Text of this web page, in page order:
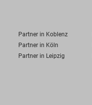
Partner in Koblenz
Partner in Köln
Partner in Leipzig